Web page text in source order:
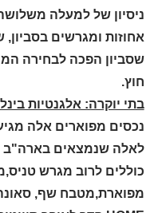
ניסיון של למעלה
אחוזות ומגרשים בסביון,
שסביון הפכה לבחירה
חוץ.
בתי יוקרה: אלגנטיות
נכסים מפוארים אלה
לאלה שנמצאים בארה"ב
כוללים לרוב מגרש
מפוארת,מטבח שף,